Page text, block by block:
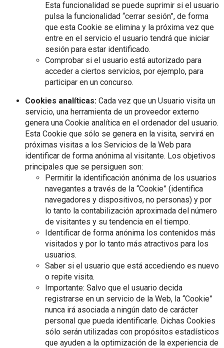
Esta funcionalidad se puede suprimir si el usuario
pulsa la funcionalidad “cerrar sesión”, de forma
que esta Cookie se elimina y la próxima vez que
entre en el servicio el usuario tendrá que iniciar
sesión para estar identificado.
Comprobar si el usuario está autorizado para
acceder a ciertos servicios, por ejemplo, para
participar en un concurso.
Cookies analíticas: Cada vez que un Usuario visita un
servicio, una herramienta de un proveedor externo
genera una Cookie analítica en el ordenador del usuario.
Esta Cookie que sólo se genera en la visita, servirá en
próximas visitas a los Servicios de la Web para
identificar de forma anónima al visitante. Los objetivos
principales que se persiguen son:
Permitir la identificación anónima de los usuarios
navegantes a través de la “Cookie” (identifica
navegadores y dispositivos, no personas) y por
lo tanto la contabilización aproximada del número
de visitantes y su tendencia en el tiempo.
Identificar de forma anónima los contenidos más
visitados y por lo tanto más atractivos para los
usuarios.
Saber si el usuario que está accediendo es nuevo
o repite visita.
Importante: Salvo que el usuario decida
registrarse en un servicio de la Web, la “Cookie”
nunca irá asociada a ningún dato de carácter
personal que pueda identificarle. Dichas Cookies
sólo serán utilizadas con propósitos estadísticos
que ayuden a la optimización de la experiencia de